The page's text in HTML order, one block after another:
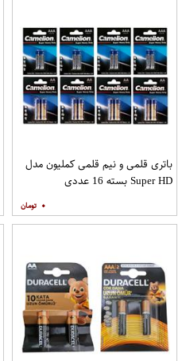
باتری قلمی و نیم قلمی کملیون مدل
Super HD بسته 16 عددی
۰